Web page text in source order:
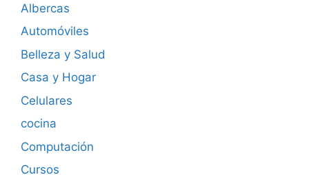
Albercas
Automóviles
Belleza y Salud
Casa y Hogar
Celulares
cocina
Computación
Cursos